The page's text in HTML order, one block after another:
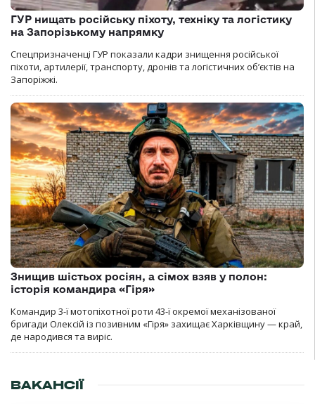
ГУР нищать російську піхоту, техніку та логістику
на Запорізькому напрямку
Спецпризначенці ГУР показали кадри знищення російської
піхоти, артилерії, транспорту, дронів та логістичних об’єктів на
Запоріжжі.
Знищив шістьох росіян, а сімох взяв у полон:
історія командира «Гіря»
Командир 3-ї мотопіхотної роти 43-ї окремої механізованої
бригади Олексій із позивним «Гіря» захищає Харківщину — край,
де народився та виріс.
ВАКАНСІЇ